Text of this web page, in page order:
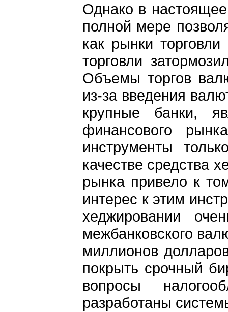
Однако в
полной мере
как рынки
торговли
Объемы торгов
из-за введения
крупные банки,
финансового
инструменты
качестве средства
рынка привело к
интерес к этим
хеджировании
межбанковского
миллионов
покрыть срочный
вопросы
разработаны